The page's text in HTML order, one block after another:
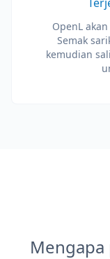
OpenL
Semak
kemudian
Mengapa